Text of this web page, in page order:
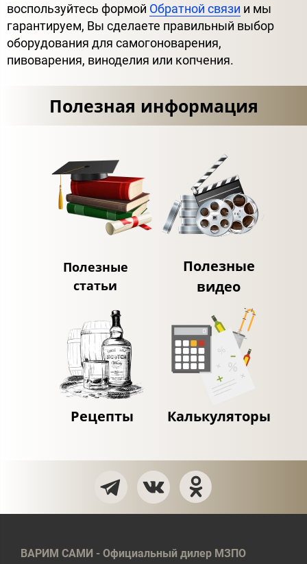
воспользуйтесь формой Обратной связи и мы
гарантируем, Вы сделаете правильный выбор
оборудования для самогоноварения,
пивоварения, виноделия или копчения.
Полезная информация
Полезные
статьи
Полезные
видео
Рецепты Калькуляторы
ВАРИМ САМИ - Официальный дилер МЗПО